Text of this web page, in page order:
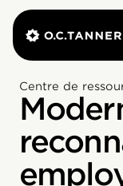
Centre de